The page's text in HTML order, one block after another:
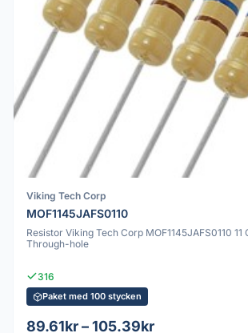
Viking Tech Corp
MOF1145JAFS0110
Resistor Viking Tech Corp MOF1145JAFS0110 11
Through-hole
316
Paket med 100 stycken
89.61kr – 105.39kr